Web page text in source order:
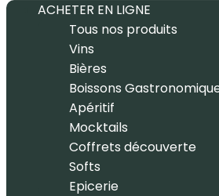
ACHETER EN LIGNE
Tous nos produits
Vins
Bières
Boissons
Apéritif
Mocktails
Coffrets découverte
Softs
Epicerie